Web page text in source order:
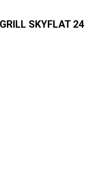
SKYFLAT 24